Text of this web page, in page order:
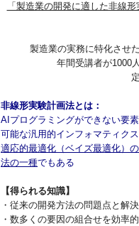
「製造業の開発に適した非線形
製造業の実務に特化させ
年間受講者が1000
非線形実験計画法とは：
AIプログラミングができない要
可能な汎用的インフォマティク
適応的最適化（ベイズ最適化）
法の一種でもある
【得られる知識】
・従来の開発方法の問題点と解
・数多くの要因の組合せを効率